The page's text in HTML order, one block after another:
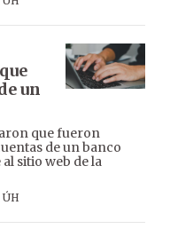
un
que fueron
de un banco
sitio web de la